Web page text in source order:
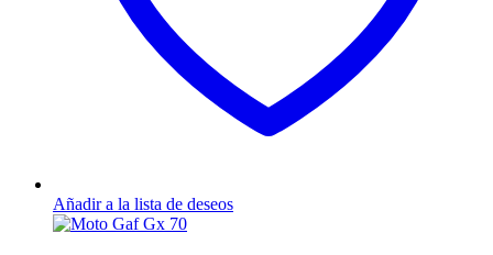
Añadir a la lista de deseos